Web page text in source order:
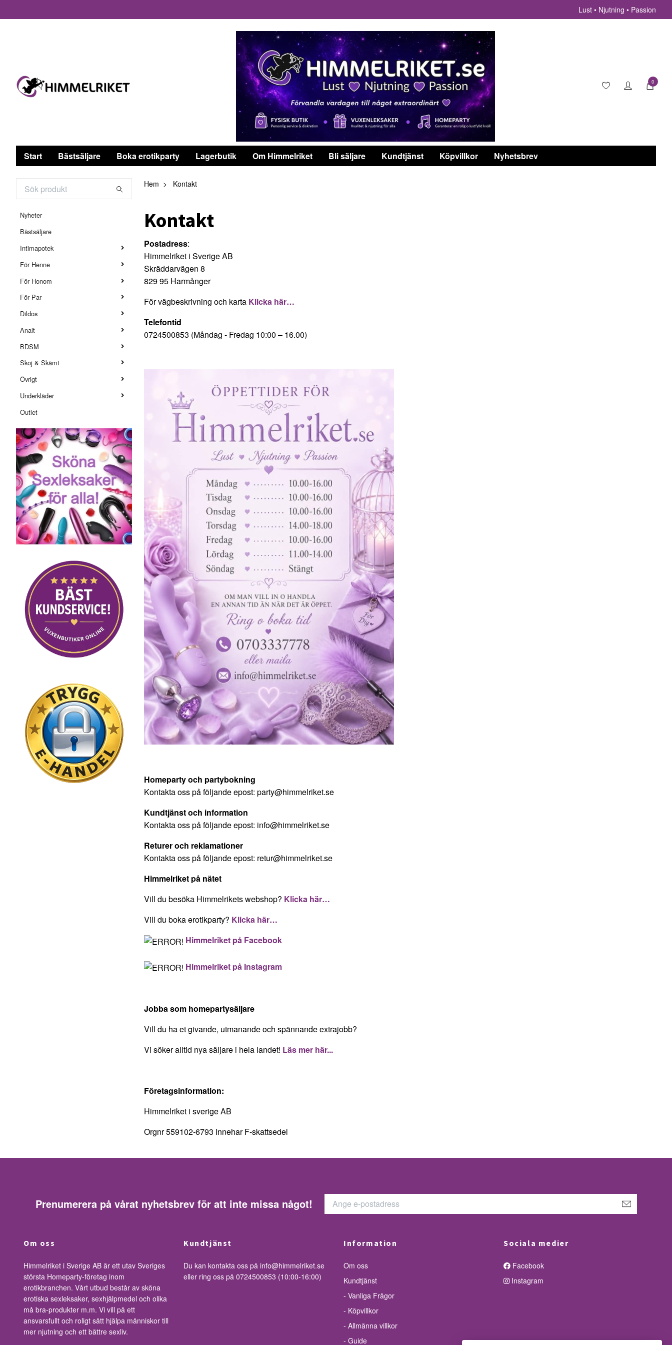
Lust • Njutning • Passion
0
Start Bästsäljare Boka erotikparty Lagerbutik Om Himmelriket Bli säljare Kundtjänst Köpvillkor Nyhetsbrev
Nyheter
Bästsäljare
Intimapotek
För Henne
För Honom
För Par
Dildos
Analt
BDSM
Skoj & Skämt
Övrigt
Underkläder
Outlet
Hem Kontakt
Kontakt
Postadress:
Himmelriket i Sverige AB
Skräddarvägen 8
829 95 Harmånger
För vägbeskrivning och karta Klicka här…
Telefontid
0724500853 (Måndag - Fredag 10:00 – 16.00)
Homeparty och partybokning
Kontakta oss på följande epost: party@himmelriket.se
Kundtjänst och information
Kontakta oss på följande epost: info@himmelriket.se
Returer och reklamationer
Kontakta oss på följande epost: retur@himmelriket.se
Himmelriket på nätet
Vill du besöka Himmelrikets webshop? Klicka här…
Vill du boka erotikparty? Klicka här…
Himmelriket på Facebook
Himmelriket på Instagram
Jobba som homepartysäljare
Vill du ha et givande, utmanande och spännande extrajobb?
Vi söker alltid nya säljare i hela landet! Läs mer här...
Företagsinformation:
Himmelriket i sverige AB
Orgnr 559102-6793 Innehar F-skattsedel
Prenumerera på vårat nyhetsbrev för att inte missa något!
Om oss
Himmelriket i Sverige AB är ett utav Sveriges
största Homeparty-företag inom
erotikbranchen. Vårt utbud består av sköna
erotiska sexleksaker, sexhjälpmedel och olika
må bra-produkter m.m. Vi vill på ett
ansvarsfullt och roligt sätt hjälpa människor till
mer njutning och ett bättre sexliv.
Kundtjänst
Du kan kontakta oss på info@himmelriket.se
eller ring oss på 0724500853 (10:00-16:00)
Information
Om oss
Kundtjänst
- Vanliga Frågor
- Köpvillkor
- Allmänna villkor
- Guide
Sociala medier
Facebook
Instagram